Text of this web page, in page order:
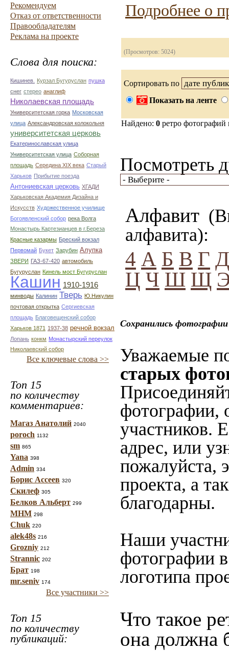
Рекомендуем
Отказ от ответственности
Правообладателям
Реклама на проекте
Слова для поиска:
Кишинев. Курзал Бугуруслан пушка
снег стерео анаглиф
Николаевская площадь
Университетская горка Московская
улица Александровская колокольня
университетская церковь
Екатеринославская улица
Университетская улица Соборная
площадь Середина XIX века Старый
Харьков Прибытие поезда
Антониевская церковь ХГАДИ
Харьковская Академия Дизайна и
Искусств Художественное училище
Богоявленский собор река Волга
Монастырь Картезианцев в г.Береза
Красные казармы Бреский вокзал
Первомай Букет Зарубин Алупка
ЗВЕРИ ГАЗ-67-420 автомобиль
Бугуруслан Кинель мост Бугуруслан
Кашин 1910-1916
минводы Калинин Тверь Ю.Никулин
почтовая открытка Сергиевская
площадь Благовещенский собор
Харьков 1871 1937-38 речной вокзал
Лопань конкм Монастырский переулок
Николаевский собор
Все ключевые слова >>
Топ 15
по количеству
комментариев:
Магаз Анатолий 2040
poroch 1132
sm 865
Yana 398
Admin 334
Борис Ассеев 320
Скилеф 305
Белков Альберт 299
МНМ 298
Chuk 220
alek48s 216
Grozniy 212
Strannic 202
Брат 198
mr.seniv 174
Все участники >>
Топ 15
по количеству
публикаций:
Подробнее о
(Просмотров: 5024)
Сортировать по
Показать на ленте
Найдено: 0 ретро
Посмотреть
Алфавит
алфавита):
4 А Б В Г Д
Ц Ч Ш Щ
Сохранились
Уважаемые
старых
фотографии,
участников.
адрес, или
пожалуйста,
проекта, а
благодарны.
Наши
фотографии
логотипа
Что такое
она должна